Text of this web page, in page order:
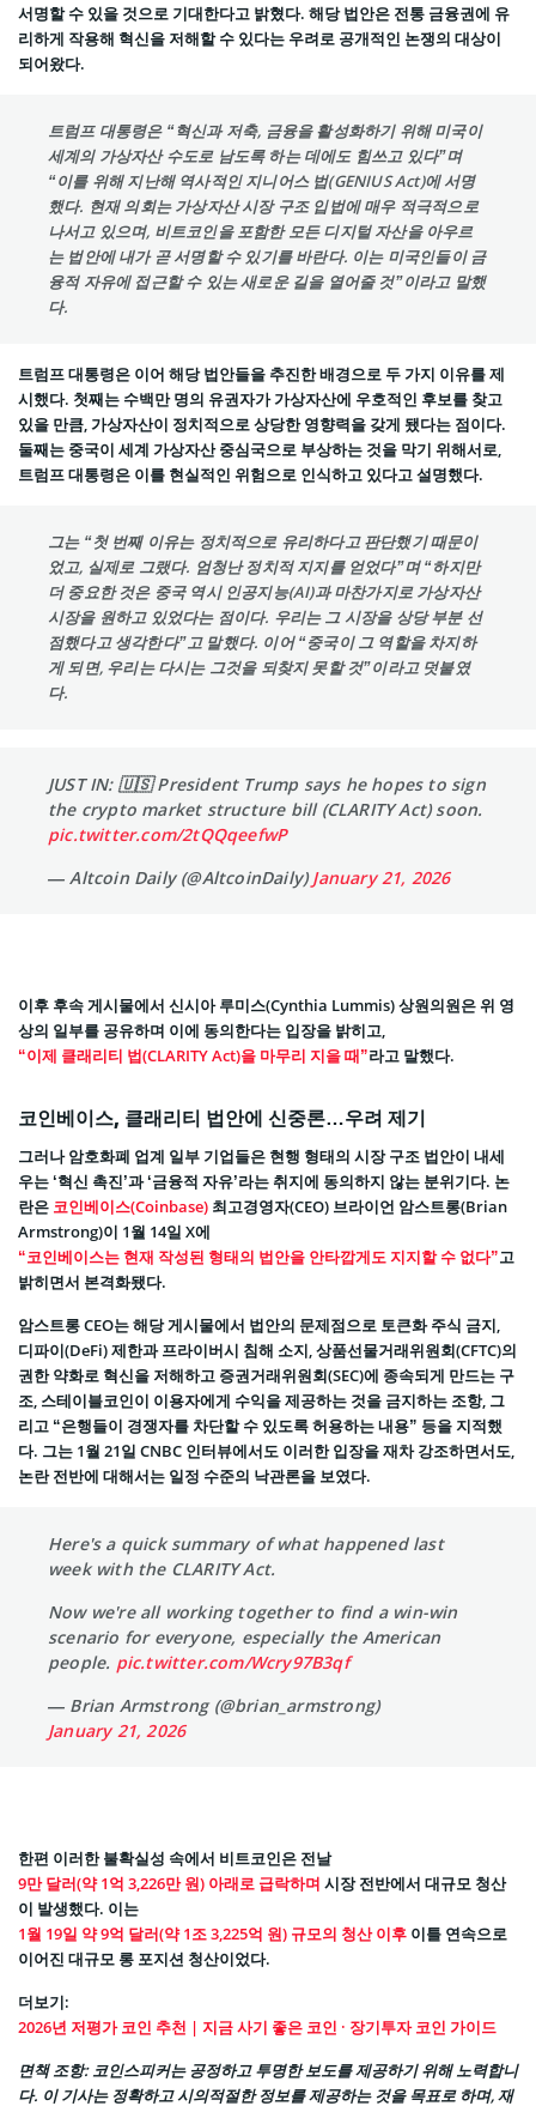
서명할 수 있을 것으로 기대한다고 밝혔다. 해당 법안은 전통 금융권에 유
리하게 작용해 혁신을 저해할 수 있다는 우려로 공개적인 논쟁의 대상이
되어왔다.
트럼프 대통령은 “혁신과 저축, 금융을 활성화하기 위해 미국이
세계의 가상자산 수도로 남도록 하는 데에도 힘쓰고 있다”며
“이를 위해 지난해 역사적인 지니어스 법(GENIUS Act)에 서명
했다. 현재 의회는 가상자산 시장 구조 입법에 매우 적극적으로
나서고 있으며, 비트코인을 포함한 모든 디지털 자산을 아우르
는 법안에 내가 곧 서명할 수 있기를 바란다. 이는 미국인들이 금
융적 자유에 접근할 수 있는 새로운 길을 열어줄 것”이라고 말했
다.
트럼프 대통령은 이어 해당 법안들을 추진한 배경으로 두 가지 이유를 제
시했다. 첫째는 수백만 명의 유권자가 가상자산에 우호적인 후보를 찾고
있을 만큼, 가상자산이 정치적으로 상당한 영향력을 갖게 됐다는 점이다.
둘째는 중국이 세계 가상자산 중심국으로 부상하는 것을 막기 위해서로,
트럼프 대통령은 이를 현실적인 위험으로 인식하고 있다고 설명했다.
그는 “첫 번째 이유는 정치적으로 유리하다고 판단했기 때문이
었고, 실제로 그랬다. 엄청난 정치적 지지를 얻었다”며 “하지만
더 중요한 것은 중국 역시 인공지능(AI)과 마찬가지로 가상자산
시장을 원하고 있었다는 점이다. 우리는 그 시장을 상당 부분 선
점했다고 생각한다”고 말했다. 이어 “중국이 그 역할을 차지하
게 되면, 우리는 다시는 그것을 되찾지 못할 것”이라고 덧붙였
다.
JUST IN: 🇺🇸 President Trump says he hopes to sign
the crypto market structure bill (CLARITY Act) soon.
pic.twitter.com/2tQQqeefwP
— Altcoin Daily (@AltcoinDaily)January 21, 2026
이후 후속 게시물에서 신시아 루미스(Cynthia Lummis) 상원의원은 위 영
상의 일부를 공유하며 이에 동의한다는 입장을 밝히고,
“이제 클래리티 법(CLARITY Act)을 마무리 지을 때”라고 말했다.
코인베이스, 클래리티 법안에 신중론…우려 제기
그러나 암호화폐 업계 일부 기업들은 현행 형태의 시장 구조 법안이 내세
우는 ‘혁신 촉진’과 ‘금융적 자유’라는 취지에 동의하지 않는 분위기다. 논
란은 코인베이스(Coinbase) 최고경영자(CEO) 브라이언 암스트롱(Brian
Armstrong)이 1월 14일 X에
“코인베이스는 현재 작성된 형태의 법안을 안타깝게도 지지할 수 없다”고
밝히면서 본격화됐다.
암스트롱 CEO는 해당 게시물에서 법안의 문제점으로 토큰화 주식 금지,
디파이(DeFi) 제한과 프라이버시 침해 소지, 상품선물거래위원회(CFTC)의
권한 약화로 혁신을 저해하고 증권거래위원회(SEC)에 종속되게 만드는 구
조, 스테이블코인이 이용자에게 수익을 제공하는 것을 금지하는 조항, 그
리고 “은행들이 경쟁자를 차단할 수 있도록 허용하는 내용” 등을 지적했
다. 그는 1월 21일 CNBC 인터뷰에서도 이러한 입장을 재차 강조하면서도,
논란 전반에 대해서는 일정 수준의 낙관론을 보였다.
Here's a quick summary of what happened last
week with the CLARITY Act.
Now we're all working together to find a win-win
scenario for everyone, especially the American
people. pic.twitter.com/Wcry97B3qf
— Brian Armstrong (@brian_armstrong)
January 21, 2026
한편 이러한 불확실성 속에서 비트코인은 전날
9만 달러(약 1억 3,226만 원) 아래로 급락하며 시장 전반에서 대규모 청산
이 발생했다. 이는
1월 19일 약 9억 달러(약 1조 3,225억 원) 규모의 청산 이후 이틀 연속으로
이어진 대규모 롱 포지션 청산이었다.
더보기:
2026년 저평가 코인 추천 | 지금 사기 좋은 코인 · 장기투자 코인 가이드
면책 조항: 코인스피커는 공정하고 투명한 보도를 제공하기 위해 노력합니
다. 이 기사는 정확하고 시의적절한 정보를 제공하는 것을 목표로 하며, 재